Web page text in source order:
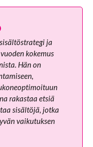
ja
kokemus
Hän on
rakastaa etsiä
sisältöjä, jotka
vaikutuksen